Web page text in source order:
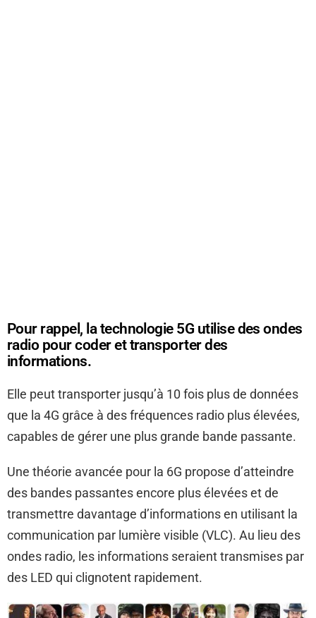
Pour rappel, la technologie 5G utilise des ondes
radio pour coder et transporter des
informations.
Elle peut transporter jusqu’à 10 fois plus de données
que la 4G grâce à des fréquences radio plus élevées,
capables de gérer une plus grande bande passante.
Une théorie avancée pour la 6G propose d’atteindre
des bandes passantes encore plus élevées et de
transmettre davantage d’informations en utilisant la
communication par lumière visible (VLC). Au lieu des
ondes radio, les informations seraient transmises par
des LED qui clignotent rapidement.